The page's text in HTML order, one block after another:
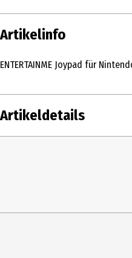
Artikelinfo
ENTERTAINME Joypad für
Artikeldetails